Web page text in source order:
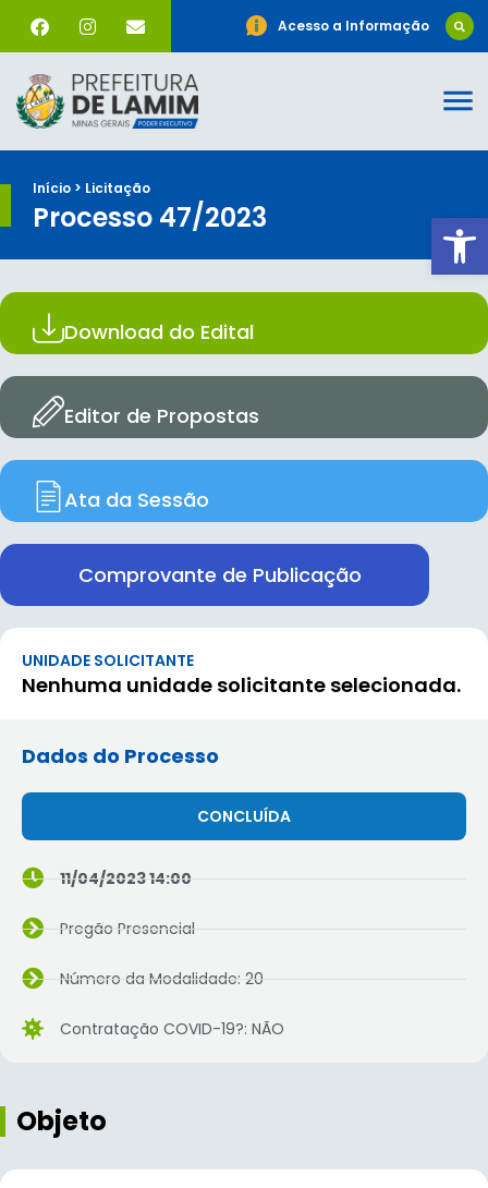
Acesso a Informação
Início > Licitação
Processo 47/2023
Download do Edital
Editor de Propostas
Ata da Sessão
Comprovante de Publicação
UNIDADE SOLICITANTE
Nenhuma unidade solicitante selecionada.
Dados do Processo
CONCLUÍDA
11/04/2023 14:00
Pregão Presencial
Número da Modalidade: 20
Contratação COVID-19?: NÃO
Objeto